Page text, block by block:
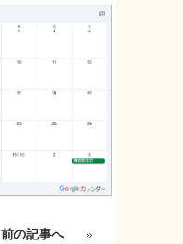
前の記事へ »